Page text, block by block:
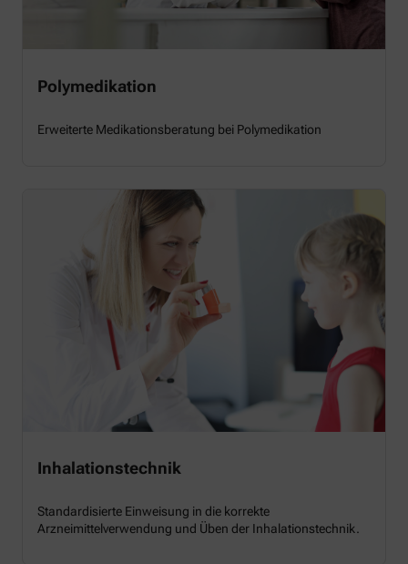
Polymedikation
Erweiterte Medikationsberatung bei Polymedikation
Inhalationstechnik
Standardisierte Einweisung in die korrekte
Arzneimittelverwendung und Üben der Inhalationstechnik.